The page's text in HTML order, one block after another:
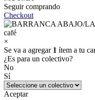
Seguir comprando
Checkout
×
Se va a agregar 1 ítem a tu
¿Es para un colectivo?
No
Sí
Aceptar